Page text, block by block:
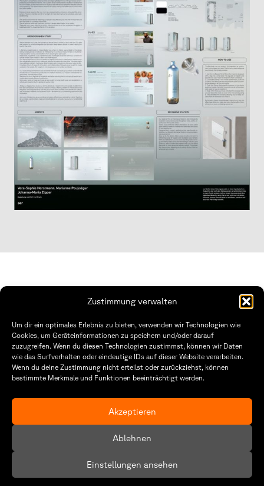
Zustimmung verwalten
Um dir ein optimales Erlebnis zu bieten, verwenden wir Technologien wie
Cookies, um Geräteinformationen zu speichern und/oder darauf
zuzugreifen. Wenn du diesen Technologien zustimmst, können wir Daten
wie das Surfverhalten oder eindeutige IDs auf dieser Website verarbeiten.
Wenn du deine Zustimmung nicht erteilst oder zurückziehst, können
bestimmte Merkmale und Funktionen beeinträchtigt werden.
Akzeptieren
Ablehnen
Einstellungen ansehen
Technische Hochschule
Würzburg-Schweinfurt
Sanderheinrichsleitenweg 20
97074 Würzburg
Öffnungszeiten Dekanat
Montag – Freitag
8:30 – 12:00
Dienstag & Donnerstag
8:30 – 15:30